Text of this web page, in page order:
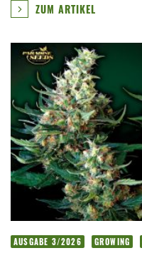
ZUM ARTIKEL
AUSGABE 3/2026 GROWING